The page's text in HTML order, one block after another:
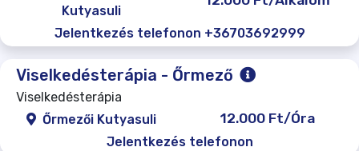
Kutyasuli
Jelentkezés telefonon +36703692999
Viselkedésterápia - Őrmező
Viselkedésterápia
Őrmezői Kutyasuli
12.000 Ft/Óra
Jelentkezés telefonon